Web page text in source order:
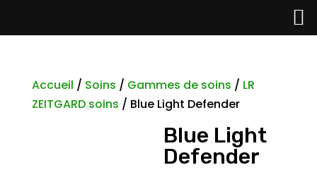
Accueil / Soins / Gammes de soins / LR
ZEITGARD soins / Blue Light Defender
Blue Light
Defender